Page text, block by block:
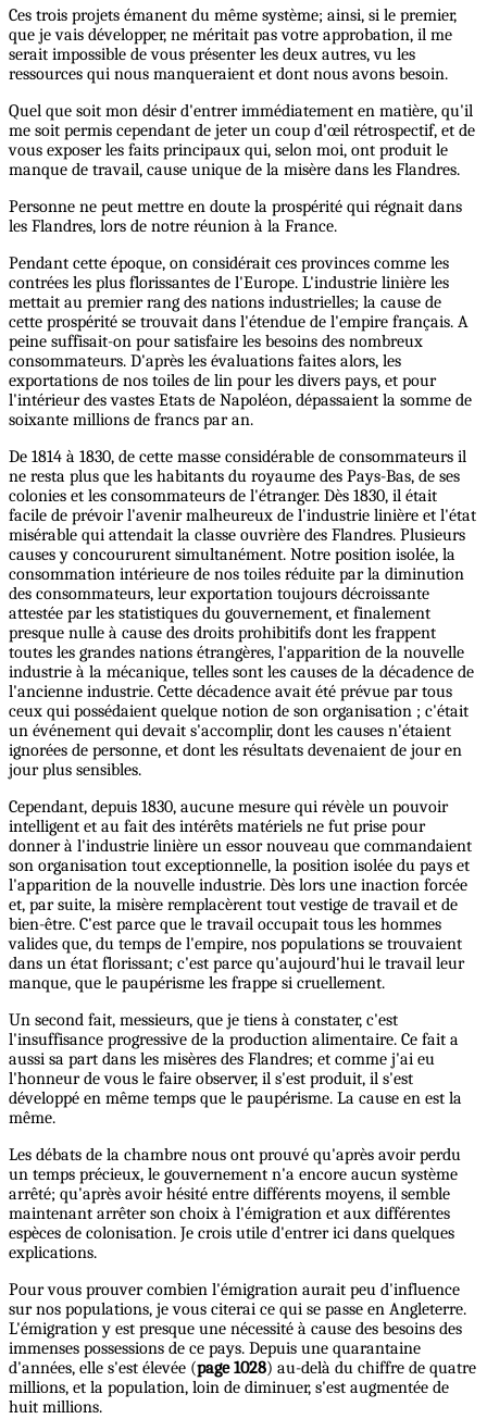
Ces trois projets émanent du même système; ainsi, si le premier,
que je vais développer, ne méritait pas votre approbation, il me
serait impossible de vous présenter les deux autres, vu les
ressources qui nous manqueraient et dont nous avons besoin.
Quel que soit mon désir d'entrer immédiatement en matière, qu'il
me soit permis cependant de jeter un coup d'œil rétrospectif, et de
vous exposer les faits principaux qui, selon moi, ont produit le
manque de travail, cause unique de la misère dans les Flandres.
Personne ne peut mettre en doute la prospérité qui régnait dans
les Flandres, lors de notre réunion à la France.
Pendant cette époque, on considérait ces provinces comme les
contrées les plus florissantes de l'Europe. L'industrie linière les
mettait au premier rang des nations industrielles; la cause de
cette prospérité se trouvait dans l'étendue de l'empire français. A
peine suffisait-on pour satisfaire les besoins des nombreux
consommateurs. D'après les évaluations faites alors, les
exportations de nos toiles de lin pour les divers pays, et pour
l'intérieur des vastes Etats de Napoléon, dépassaient la somme de
soixante millions de francs par an.
De 1814 à 1830, de cette masse considérable de consommateurs il
ne resta plus que les habitants du royaume des Pays-Bas, de ses
colonies et les consommateurs de l'étranger. Dès 1830, il était
facile de prévoir l'avenir malheureux de l'industrie linière et l'état
misérable qui attendait la classe ouvrière des Flandres. Plusieurs
causes y concoururent simultanément. Notre position isolée, la
consommation intérieure de nos toiles réduite par la diminution
des consommateurs, leur exportation toujours décroissante
attestée par les statistiques du gouvernement, et finalement
presque nulle à cause des droits prohibitifs dont les frappent
toutes les grandes nations étrangères, l'apparition de la nouvelle
industrie à la mécanique, telles sont les causes de la décadence de
l'ancienne industrie. Cette décadence avait été prévue par tous
ceux qui possédaient quelque notion de son organisation ; c'était
un événement qui devait s'accomplir, dont les causes n'étaient
ignorées de personne, et dont les résultats devenaient de jour en
jour plus sensibles.
Cependant, depuis 1830, aucune mesure qui révèle un pouvoir
intelligent et au fait des intérêts matériels ne fut prise pour
donner à l'industrie linière un essor nouveau que commandaient
son organisation tout exceptionnelle, la position isolée du pays et
l'apparition de la nouvelle industrie. Dès lors une inaction forcée
et, par suite, la misère remplacèrent tout vestige de travail et de
bien-être. C'est parce que le travail occupait tous les hommes
valides que, du temps de l'empire, nos populations se trouvaient
dans un état florissant; c'est parce qu'aujourd'hui le travail leur
manque, que le paupérisme les frappe si cruellement.
Un second fait, messieurs, que je tiens à constater, c'est
l'insuffisance progressive de la production alimentaire. Ce fait a
aussi sa part dans les misères des Flandres; et comme j'ai eu
l'honneur de vous le faire observer, il s'est produit, il s'est
développé en même temps que le paupérisme. La cause en est la
même.
Les débats de la chambre nous ont prouvé qu'après avoir perdu
un temps précieux, le gouvernement n'a encore aucun système
arrêté; qu'après avoir hésité entre différents moyens, il semble
maintenant arrêter son choix à l'émigration et aux différentes
espèces de colonisation. Je crois utile d'entrer ici dans quelques
explications.
Pour vous prouver combien l'émigration aurait peu d'influence
sur nos populations, je vous citerai ce qui se passe en Angleterre.
L'émigration y est presque une nécessité à cause des besoins des
immenses possessions de ce pays. Depuis une quarantaine
d'années, elle s'est élevée (page 1028) au-delà du chiffre de quatre
millions, et la population, loin de diminuer, s'est augmentée de
huit millions.